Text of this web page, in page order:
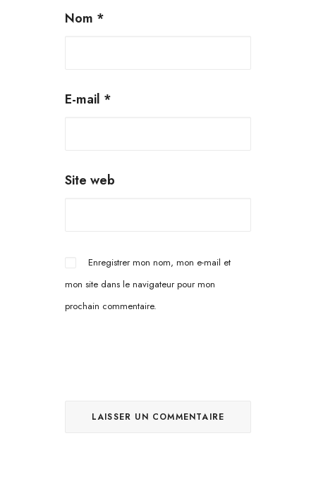
Nom *
E-mail *
Site web
Enregistrer mon nom, mon e-mail et
mon site dans le navigateur pour mon
prochain commentaire.